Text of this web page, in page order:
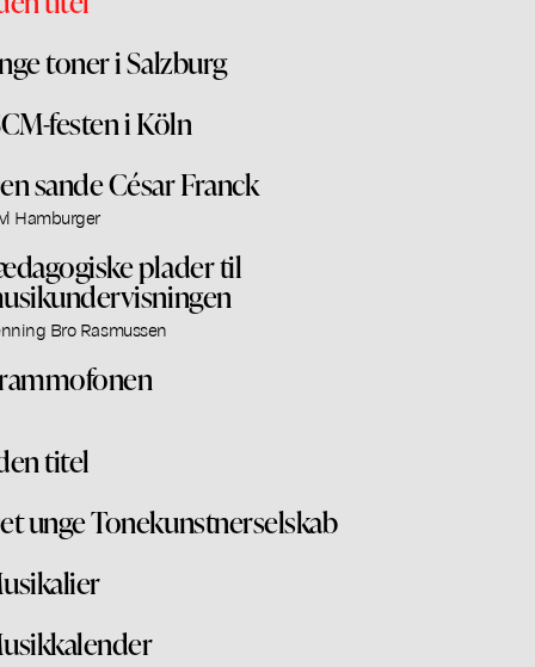
toner i Salzburg
festen i Köln
sande César Franck
Hamburger
plader til
Bro Rasmussen
titel
unge Tonekunstnerselskab